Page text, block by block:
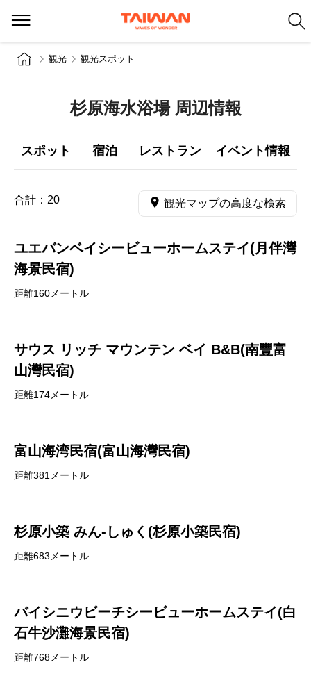
観光 観光スポット
杉原海水浴場 周辺情報
スポット 宿泊 レストラン イベント情報
合計： 20 観光マップの高度な検索
ユエバンベイシービューホームステイ(月伴灣
海景民宿)
距離160メートル
サウス リッチ マウンテン ベイ B&B(南豐富
山灣民宿)
距離174メートル
富山海湾民宿(富山海灣民宿)
距離381メートル
杉原小築 みん‐しゅく(杉原小築民宿)
距離683メートル
バイシニウビーチシービューホームステイ(白
石牛沙灘海景民宿)
距離768メートル